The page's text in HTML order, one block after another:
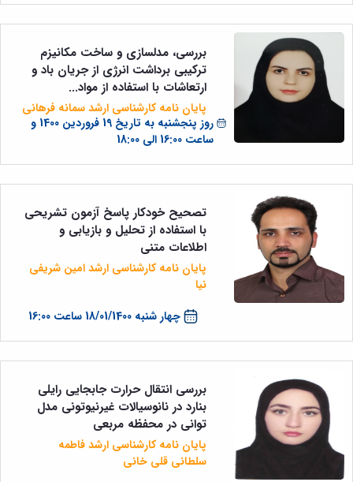
روز پنج­شنبه به تاریخ 19 فروردین 1400 و
ساعت 16:00 الی 18:00
بررسی، مدلسازی و ساخت مکانیزم
ترکیبی برداشت انرژی از جریان باد و
ارتعاشات با استفاده از مواد...
پایان نامه کارشناسی ارشد سمانه فرهانی
چهار شنبه 18/01/1400 ساعت 16:00
تصحیح خودکار پاسخ آزمون تشریحی
با استفاده از تحلیل و بازیابی و
اطلاعات متنی
پایان نامه کارشناسی ارشد امین شریفی
نیا
بررسی انتقال حرارت جابجایی رایلی
بنارد در نانوسیالات غیرنیوتونی مدل
توانی در محفظه مربعی
پایان نامه کارشناسی ارشد فاطمه
سلطانی قلی خانی